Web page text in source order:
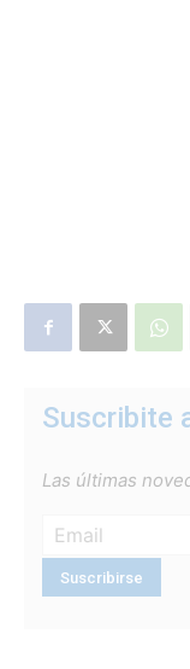
Suscribite
Las últimas